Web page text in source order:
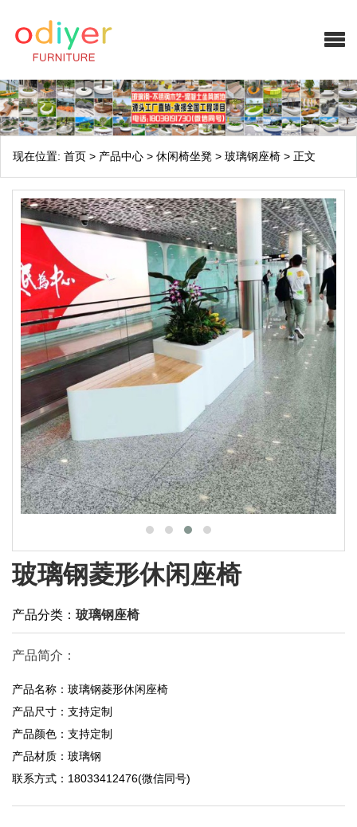
现在位置: 首页 > 产品中心 > 休闲椅坐凳 > 玻璃钢座椅 > 正文
玻璃钢菱形休闲座椅
产品分类： 玻璃钢座椅
产品简介：
产品名称：玻璃钢菱形休闲座椅
产品尺寸：支持定制
产品颜色：支持定制
产品材质：玻璃钢
联系方式：18033412476(微信同号)